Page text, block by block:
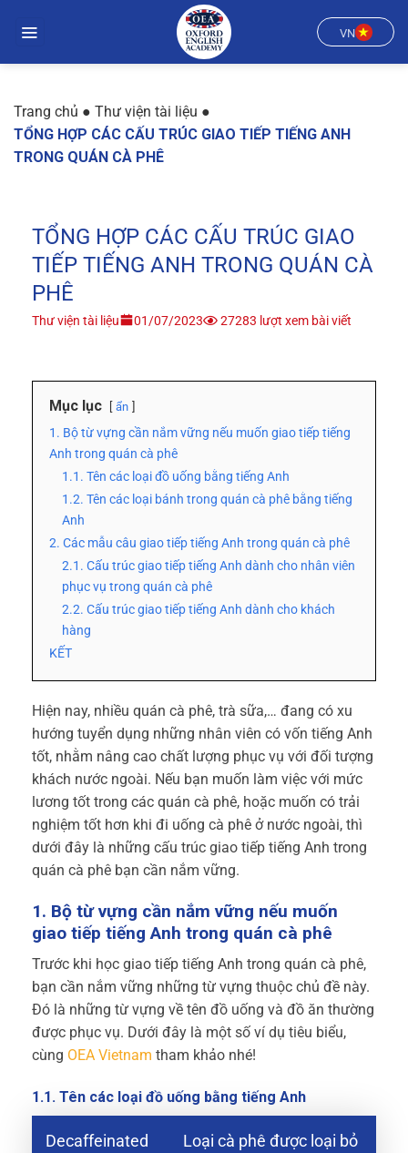
đến
VN
Trang chủ ● Thư viện tài liệu ●
TỔNG HỢP CÁC CẤU TRÚC GIAO TIẾP TIẾNG ANH
TRONG QUÁN CÀ PHÊ
TỔNG HỢP CÁC CẤU TRÚC GIAO
TIẾP TIẾNG ANH TRONG QUÁN CÀ
PHÊ
Thư viện tài liệu 01/07/2023 27283 lượt xem bài viết
Mục lục ẩn
1. Bộ từ vựng cần nắm vững nếu muốn giao tiếp tiếng
Anh trong quán cà phê
1.1. Tên các loại đồ uống bằng tiếng Anh
1.2. Tên các loại bánh trong quán cà phê bằng tiếng
Anh
2. Các mẫu câu giao tiếp tiếng Anh trong quán cà phê
2.1. Cấu trúc giao tiếp tiếng Anh dành cho nhân viên
phục vụ trong quán cà phê
2.2. Cấu trúc giao tiếp tiếng Anh dành cho khách
hàng
KẾT
Hiện nay, nhiều quán cà phê, trà sữa,… đang có xu
hướng tuyển dụng những nhân viên có vốn tiếng Anh
tốt, nhằm nâng cao chất lượng phục vụ với đối tượng
khách nước ngoài. Nếu bạn muốn làm việc với mức
lương tốt trong các quán cà phê, hoặc muốn có trải
nghiệm tốt hơn khi đi uống cà phê ở nước ngoài, thì
dưới đây là những cấu trúc giao tiếp tiếng Anh trong
quán cà phê bạn cần nắm vững.
1. Bộ từ vựng cần nắm vững nếu muốn
giao tiếp tiếng Anh trong quán cà phê
Trước khi học giao tiếp tiếng Anh trong quán cà phê,
bạn cần nắm vững những từ vựng thuộc chủ đề này.
Đó là những từ vựng về tên đồ uống và đồ ăn thường
được phục vụ. Dưới đây là một số ví dụ tiêu biểu,
cùng OEA Vietnam tham khảo nhé!
1.1. Tên các loại đồ uống bằng tiếng Anh
Decaffeinated
Loại cà phê được loại bỏ